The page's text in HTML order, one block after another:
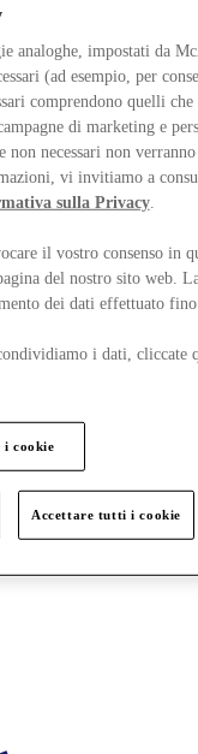
analoghe, impostati da
(ad esempio, per
comprendono quelli che
di marketing e
necessari non
vi invitiamo a
sulla Privacy.
il vostro consenso in
del nostro sito web.
dei dati effettuato
i dati, cliccate
i cookie
Accettare tutti i cookie